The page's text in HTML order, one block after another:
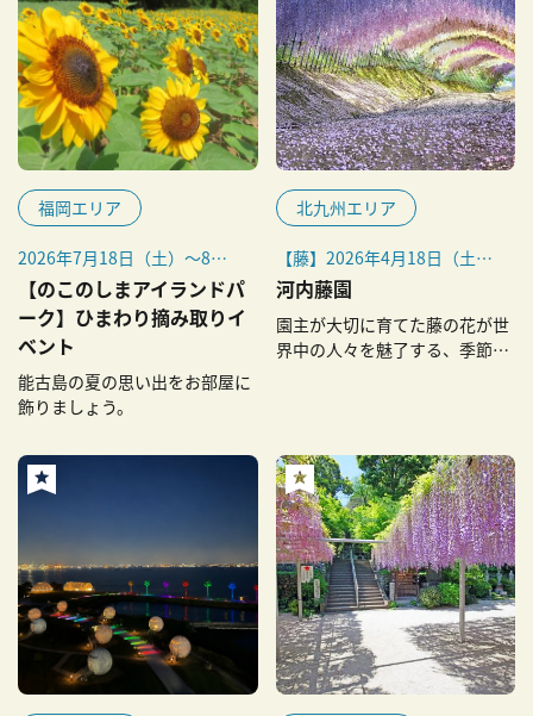
福岡エリア
2026年7月18日（土）～8月
16日（日）
※開花状況により変更になる
場合がございます。
【のこのしまアイランドパ
ーク】ひまわり摘み取りイ
ベント
能古島の夏の思い出をお部屋に
飾りましょう。
北九州エリア
【藤】2026年4月18日（土）
～5月6日（水・振休）予定
【紅葉】例年11月中旬～12
月上旬
河内藤園
園主が大切に育てた藤の花が世
界中の人々を魅了する、季節限